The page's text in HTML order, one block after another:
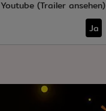
Youtube (Trailer ansehen)
Ja